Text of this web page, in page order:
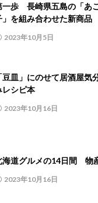
一歩 長崎県五島の「あ
」を組み合わせた新商品
2023年10月5日
豆皿」にのせて居酒屋
レシピ本
2023年10月16日
海道グルメの14日間 物
2023年10月16日